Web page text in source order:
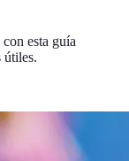
esta guía
útiles.